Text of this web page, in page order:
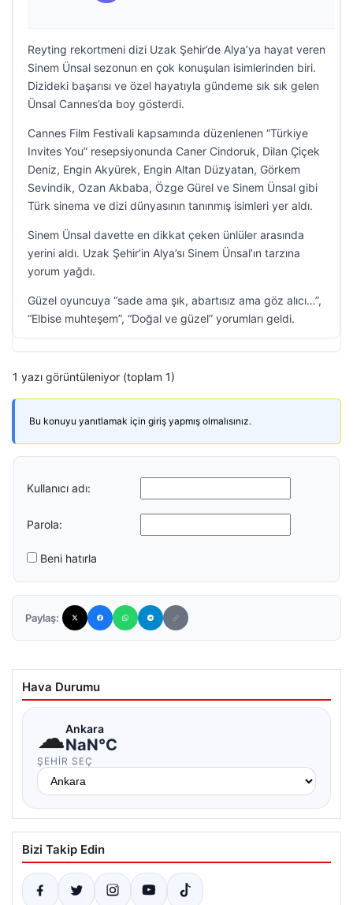
Reyting rekortmeni dizi Uzak Şehir’de Alya’ya hayat veren
Sinem Ünsal sezonun en çok konuşulan isimlerinden biri.
Dizideki başarısı ve özel hayatıyla gündeme sık sık gelen
Ünsal Cannes’da boy gösterdi.
Cannes Film Festivali kapsamında düzenlenen “Türkiye
Invites You” resepsiyonunda Caner Cindoruk, Dilan Çiçek
Deniz, Engin Akyürek, Engin Altan Düzyatan, Görkem
Sevindik, Ozan Akbaba, Özge Gürel ve Sinem Ünsal gibi
Türk sinema ve dizi dünyasının tanınmış isimleri yer aldı.
Sinem Ünsal davette en dikkat çeken ünlüler arasında
yerini aldı. Uzak Şehir’in Alya’sı Sinem Ünsal’ın tarzına
yorum yağdı.
Güzel oyuncuya “sade ama şık, abartısız ama göz alıcı…”,
“Elbise muhteşem”, “Doğal ve güzel” yorumları geldi.
1 yazı görüntüleniyor (toplam 1)
Bu konuyu yanıtlamak için giriş yapmış olmalısınız.
Kullanıcı adı:
Parola:
Beni hatırla
Paylaş:
Hava Durumu
☁Ankara
NaN°C
ŞEHIR SEÇ
Bizi Takip Edin